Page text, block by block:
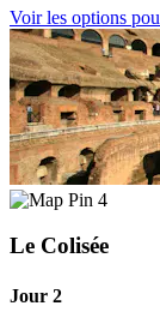
Voir les options
4
Le Colisée
Jour 2